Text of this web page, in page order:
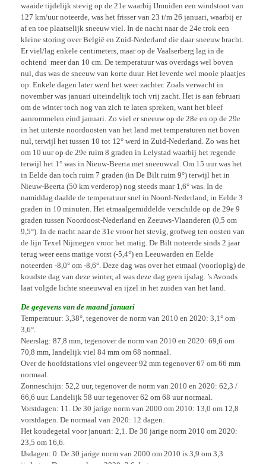
waaide tijdelijk stevig op de 21e waarbij IJmuiden een windstoot van
127 km/uur noteerde, was het frisser van 23 t/m 26 januari, waarbij er
af en toe plaatselijk sneeuw viel. In de nacht naar de 24e trok een
kleine storing over België en Zuid-Nederland die daar sneeuw bracht.
Er viel/lag enkele centimeters, maar op de Vaalserberg lag in de
ochtend meer dan 10 cm. De temperatuur was overdags wel boven
nul, dus was de sneeuw van korte duur. Het leverde wel mooie plaatjes
op. Enkele dagen later werd het weer zachter. Zoals verwacht in
november was januari uiteindelijk toch vrij zacht. Het is aan februari
om de winter toch nog van zich te laten spreken, want het bleef
aanrommelen eind januari. Zo viel er sneeuw op de 28e en op de 29e
in het uiterste noordoosten van het land met temperaturen net boven
nul, terwijl het tussen 10 tot 12° werd in Zuid-Nederland. Zo was het
om 10 uur op de 29e ruim 8 graden in Lelystad waarbij het regende
terwijl het 1° was in Nieuw-Beerta met sneeuwval. Om 15 uur was het
in Eelde dan toch ruim 7 graden (in De Bilt ruim 9°) terwijl het in
Nieuw-Beerta (50 km verderop) nog steeds maar 1,6° was. In de
namiddag daalde de temperatuur snel in Noord-Nederland, in Eelde 3
graden in 10 minuten. Het etmaalgemiddelde verschilde op de 29e 9
graden tussen Noordoost-Nederland en Zeeuws-Vlaanderen (0,5 om
9,5°). In de nacht naar de 31e vroor het stevig, grofweg ten oosten van
de lijn Texel Nijmegen vroor het matig. De Bilt noteerde sinds 2 jaar
terug weer eens matige vorst (-5,4°) en Leeuwarden en Eelde
noteerden -8,0° om -8,6°. Deze dag was over het etmaal (voorlopig) de
koudste dag van deze winter, al was deze dag geen ijsdag. ’s Avonds
laat volgde lichte sneeuwval en ijzel in het zuiden van het land.
De gegevens van de maand januari
Temperatuur: 3,38°, tegenover de norm van 2010 en 2020: 3,1° om
3,6°.
Neerslag: 87,8 mm, tegenover de norm van 2010 en 2020: 69,6 om
70,8 mm, landelijk viel 84 mm om 68 normaal.
Over de hoofdstations viel ongeveer 92 mm tegenover 67 om 66 mm
normaal.
Zonneschijn: 52,2 uur, tegenover de norm van 2010 en 2020: 62,3 /
66,6 uur. Landelijk 58 uur tegenover 62 om 68 uur normaal.
Vorstdagen: 11. De 30 jarige norm van 2000 om 2010: 13,0 om 12,8
vorstdagen. De normaal van 2020: 12 dagen.
Het koudegetal voor januari: 2,1. De 30 jarige norm 2010 om 2020:
23,5 om 16,6.
IJsdagen: 0. De 30 jarige norm van 2000 om 2010 is 3,9 om 3,3